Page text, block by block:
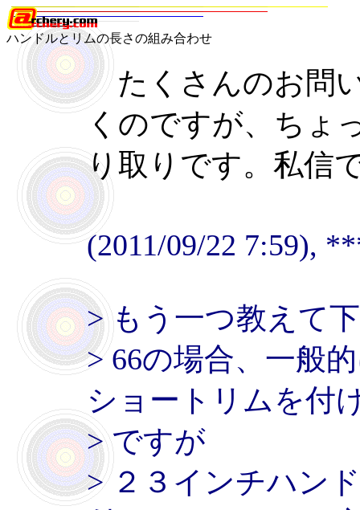
ハンドルとリムの長さの組み合わせ
たくさんのお問
くのですが、ちょ
り取りです。私信
(2011/09/22 7:59),
> もう一つ教えて
> 66の場合、一般
ショートリムを付
> ですが
> ２３インチハン